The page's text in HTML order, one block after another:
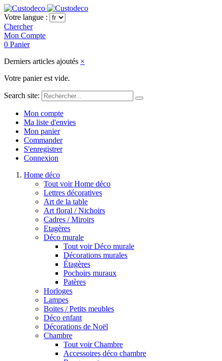
Votre langue :
Chercher
Mon Compte
0 Panier
Derniers articles ajoutés ×
Votre panier est vide.
Search site:
Mon compte
Ma liste d'envies
Mon panier
Commander
S'enregistrer
Connexion
Home déco
Tout voir Home déco
Lettres décoratives
Art de la table
Art floral / Nichoirs
Cadres / Miroirs
Etagères
Déco murale
Tout voir Déco murale
Décorations murales
Étagères
Pochoirs muraux
Patères
Horloges
Lampes
Boites / Petits meubles
Déco enfant
Décorations de Noël
Chambre
Tout voir Chambre
Accessoires déco chambre